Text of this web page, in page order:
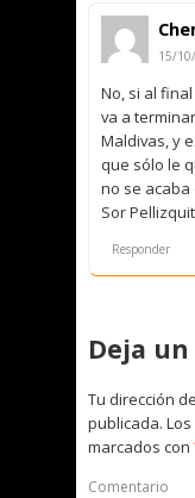
15/
No, si al
va a
Maldivas, y
que sólo le
no se acaba
Sor
Responder
Deja
Tu dirección
publicada.
marcados con
Comentario